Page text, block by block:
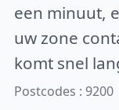
een minuut,
uw zone
komt snel
Postcodes : 9200